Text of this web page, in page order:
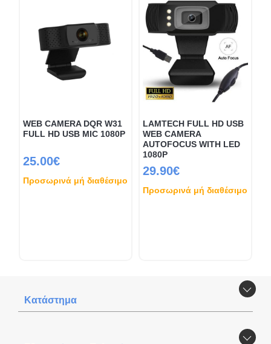
WEB CAMERA DQR W31
FULL HD USB MIC 1080P
25.00€
Προσωρινά μή διαθέσιμο
LAMTECH FULL HD USB
WEB CAMERA
AUTOFOCUS WITH LED
1080P
29.90€
Προσωρινά μή διαθέσιμο
Κατάστημα